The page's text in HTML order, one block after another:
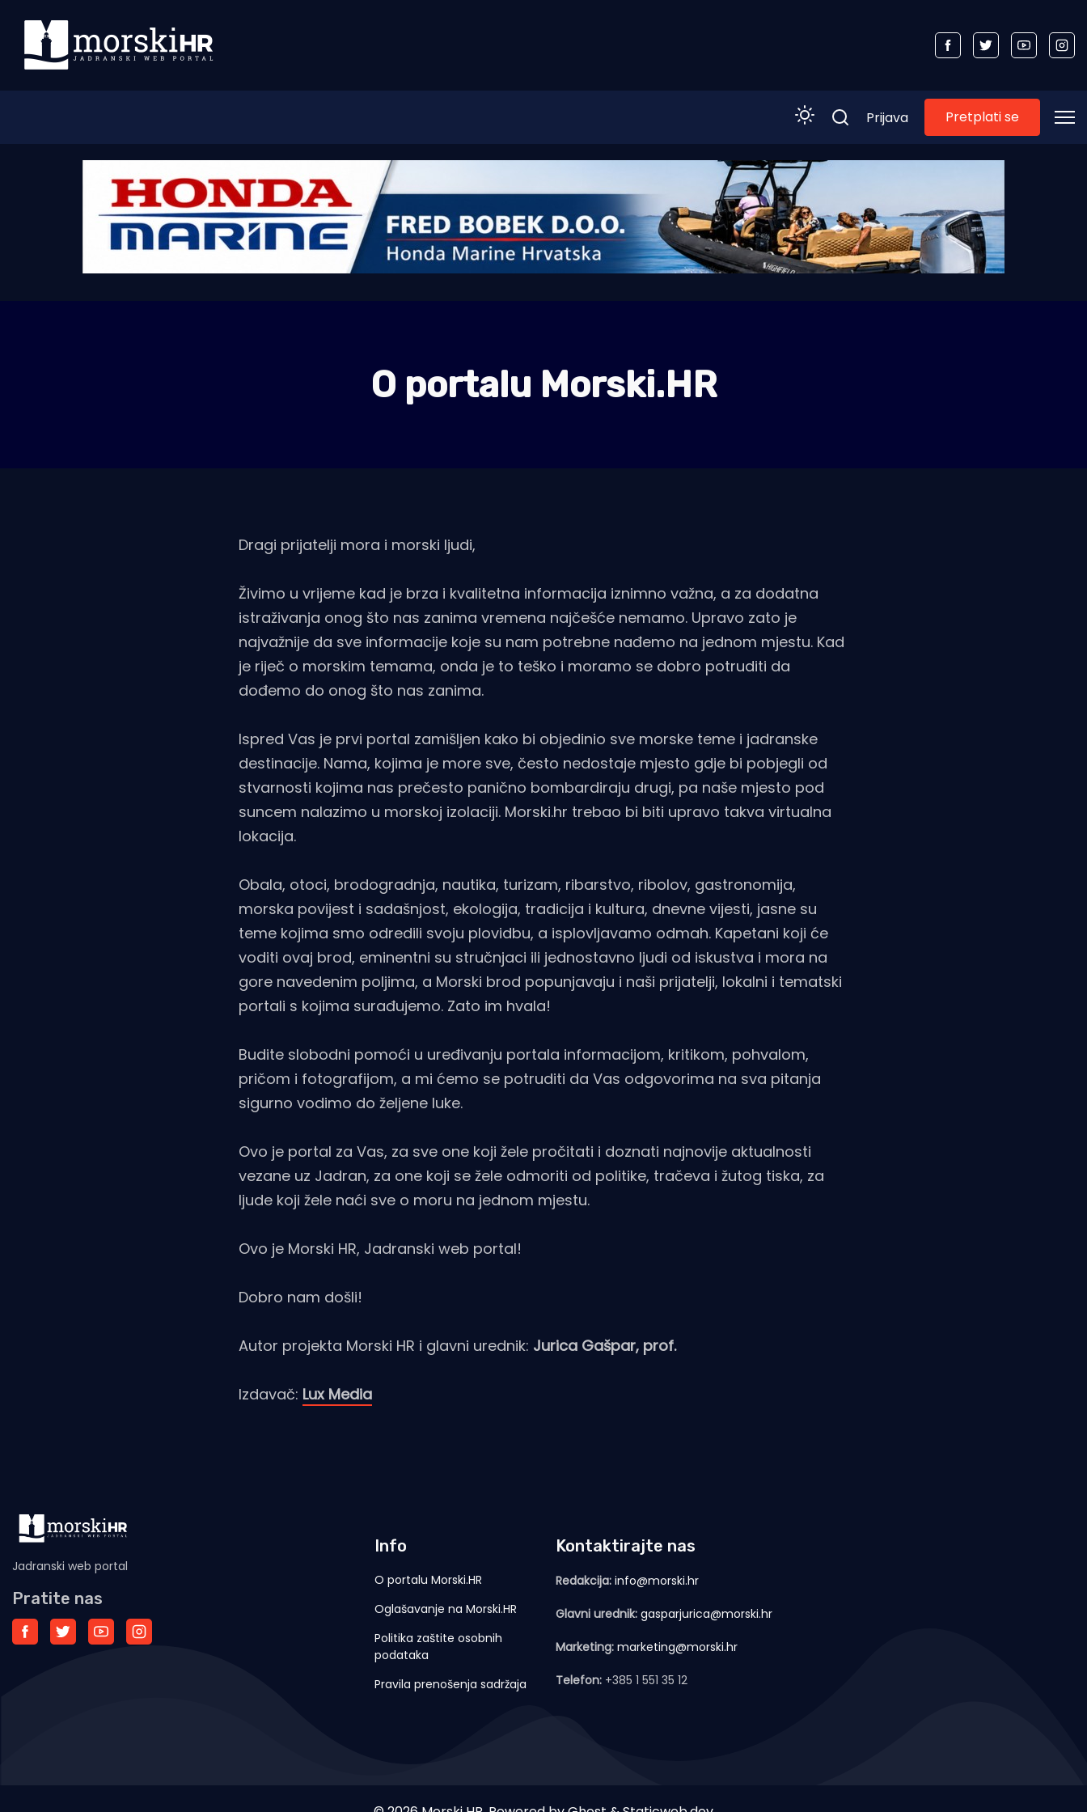
Morski plus
Prijava Pretplati se
O portalu Morski.HR
Dragi prijatelji mora i morski ljudi,
Živimo u vrijeme kad je brza i kvalitetna informacija iznimno važna, a za dodatna
istraživanja onog što nas zanima vremena najčešće nemamo. Upravo zato je
najvažnije da sve informacije koje su nam potrebne nađemo na jednom mjestu. Kad
je riječ o morskim temama, onda je to teško i moramo se dobro potruditi da
dođemo do onog što nas zanima.
Ispred Vas je prvi portal zamišljen kako bi objedinio sve morske teme i jadranske
destinacije. Nama, kojima je more sve, često nedostaje mjesto gdje bi pobjegli od
stvarnosti kojima nas prečesto panično bombardiraju drugi, pa naše mjesto pod
suncem nalazimo u morskoj izolaciji. Morski.hr trebao bi biti upravo takva virtualna
lokacija.
Obala, otoci, brodogradnja, nautika, turizam, ribarstvo, ribolov, gastronomija,
morska povijest i sadašnjost, ekologija, tradicija i kultura, dnevne vijesti, jasne su
teme kojima smo odredili svoju plovidbu, a isplovljavamo odmah. Kapetani koji će
voditi ovaj brod, eminentni su stručnjaci ili jednostavno ljudi od iskustva i mora na
gore navedenim poljima, a Morski brod popunjavaju i naši prijatelji, lokalni i tematski
portali s kojima surađujemo. Zato im hvala!
Budite slobodni pomoći u uređivanju portala informacijom, kritikom, pohvalom,
pričom i fotografijom, a mi ćemo se potruditi da Vas odgovorima na sva pitanja
sigurno vodimo do željene luke.
Ovo je portal za Vas, za sve one koji žele pročitati i doznati najnovije aktualnosti
vezane uz Jadran, za one koji se žele odmoriti od politike, tračeva i žutog tiska, za
ljude koji žele naći sve o moru na jednom mjestu.
Ovo je Morski HR, Jadranski web portal!
Dobro nam došli!
Autor projekta Morski HR i glavni urednik: Jurica Gašpar, prof.
Izdavač: Lux Media
Jadranski web portal
Pratite nas
Info
O portalu Morski.HR
Oglašavanje na Morski.HR
Politika zaštite osobnih
podataka
Pravila prenošenja sadržaja
Kontaktirajte nas
Redakcija: info@morski.hr
Glavni urednik: gasparjurica@morski.hr
Marketing: marketing@morski.hr
Telefon: +385 1 551 35 12